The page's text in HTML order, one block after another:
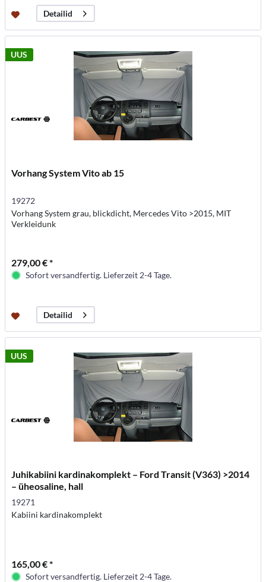
Detailid
UUS
Vorhang System Vito ab 15
19272
Vorhang System grau, blickdicht, Mercedes Vito >2015, MIT
Verkleidunk
279,00 € *
Sofort versandfertig. Lieferzeit 2-4 Tage.
Detailid
UUS
Juhikabiini kardinakomplekt – Ford Transit (V363) >2014
– üheosaline, hall
19271
Kabiini kardinakomplekt
165,00 € *
Sofort versandfertig. Lieferzeit 2-4 Tage.